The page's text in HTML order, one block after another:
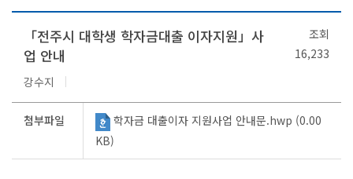
「전주시 대학생 학자금대출 이자지원」사
업 안내
조회
16,233
강수지
첨부파일
학자금 대출이자 지원사업 안내문.hwp (0.00
KB)